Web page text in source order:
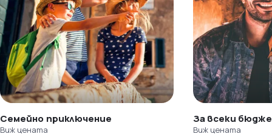
Семейно приключение
Виж цената
За всеки
Виж цената